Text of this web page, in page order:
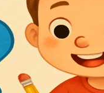
фільми
що
про
Чер 30, 2026